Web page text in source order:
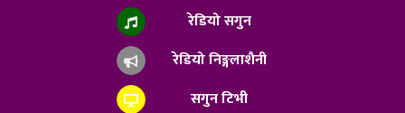
रेडियो सगुन
रेडियो निङ्गलाशैनी
सगुन टिभी